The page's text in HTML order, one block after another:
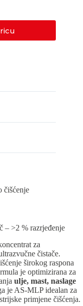
čišćenje
– >2 % razrjeđenje
za
čistače.
širokog raspona
je optimizirana za
ulje, mast, naslage
je AS-MLP idealan za
primjene čišćenja.